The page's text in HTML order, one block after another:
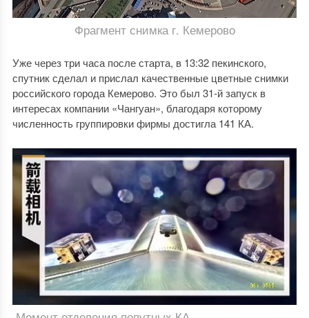
Фрагмент снимка г. Кемерово
Уже через три часа после старта, в 13:32 пекинского,
спутник сделал и прислал качественные цветные снимки
российского города Кемерово. Это был 31-й запуск в
интересах компании «Чангуан», благодаря которому
численность группировки фирмы достигла 141 КА.